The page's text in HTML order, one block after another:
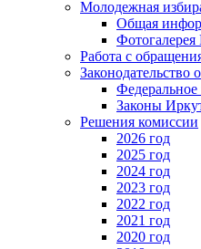
Молодежная
Общая
Работа с
Законодательство
Федеральное
Законы
Решения комиссии
2026 год
2025 год
2024 год
2023 год
2022 год
2021 год
2020 год